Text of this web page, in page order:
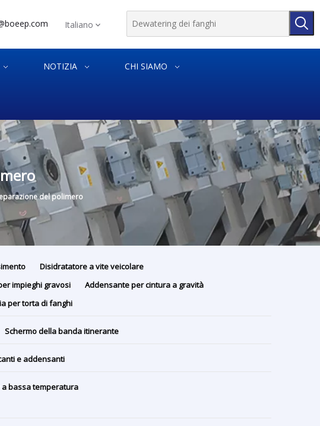
Italiano
NOTIZIA CHI SIAMO
del polimero
Disidratatore a vite veicolare
impieghi gravosi
Addensante per cintura a gravità
per torta di fanghi
Schermo della banda itinerante
e addensanti
a bassa temperatura